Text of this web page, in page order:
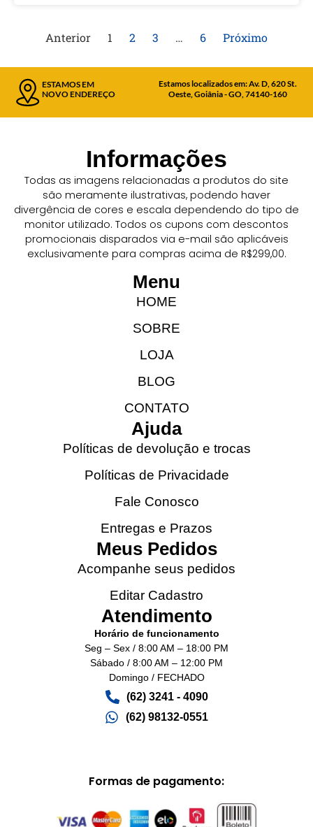
Anterior 1 2 3 … 6 Próximo
ESTAMOS EM
NOVO ENDEREÇO
Estamos localizados em: Av. D, 620 St.
Oeste, Goiânia - GO, 74140-160
Informações
Todas as imagens relacionadas a produtos do site
são meramente ilustrativas, podendo haver
divergência de cores e escala dependendo do tipo de
monitor utilizado. Todos os cupons com descontos
promocionais disparados via e-mail são aplicáveis
exclusivamente para compras acima de R$299,00.
Menu
HOME
SOBRE
LOJA
BLOG
CONTATO
Ajuda
Políticas de devolução e trocas
Políticas de Privacidade
Fale Conosco
Entregas e Prazos
Meus Pedidos
Acompanhe seus pedidos
Editar Cadastro
Atendimento
Horário de funcionamento
Seg – Sex / 8:00 AM – 18:00 PM
Sábado / 8:00 AM – 12:00 PM
Domingo / FECHADO
(62) 3241 - 4090‬
(62) 98132-0551
Formas de pagamento: